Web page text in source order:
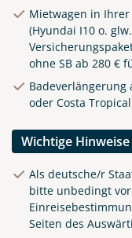
Mietwagen in Ihrer
(Hyundai I10 o.
ohne SB ab 280 €
Badeverlängerung
oder Costa
Wichtige Hinweise
Als deutsche/r
bitte unbedingt
Seiten des